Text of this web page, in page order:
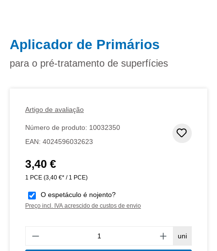
Aplicador de Primários
para o pré-tratamento de superfícies
Artigo de avaliação
Número de produto: 10032350
EAN: 4024596032623
Preço normal:
3,40 €
1 PCE (3,40 €* / 1 PCE)
O espetáculo é nojento?
Preço incl. IVA acrescido de custos de envio
uni